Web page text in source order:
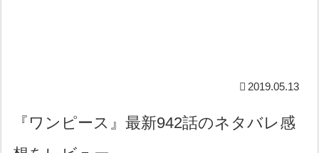
2019.05.13
『ワンピース』最新942話のネタバレ感